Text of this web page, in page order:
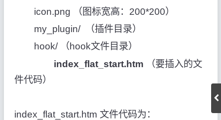
icon.png （图标宽高：200*200）
my_plugin/ （插件目录）
hook/ （hook文件目录）
index_flat_start.htm （要插入的文
件代码）
index_flat_start.htm 文件代码为：